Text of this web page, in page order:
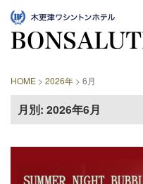
木
更
津
ワ
ト
ン
テ
内
HOME > 2026年 > 6月
月別: 2026年6月